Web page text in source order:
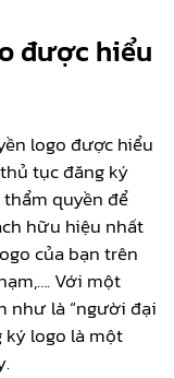
được hiểu
logo được hiểu
tục đăng ký
quyền để
hữu hiệu nhất
của bạn trên
Với một
như là “người đại
ký logo là một